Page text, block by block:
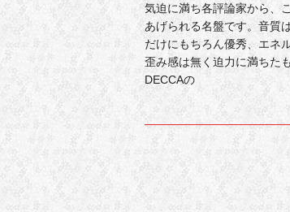
気迫に満ち各評論家から、
あげられる名盤です。音質
だけにもちろん優秀、エネ
歪み感は無く迫力に満ちた
DECCAの